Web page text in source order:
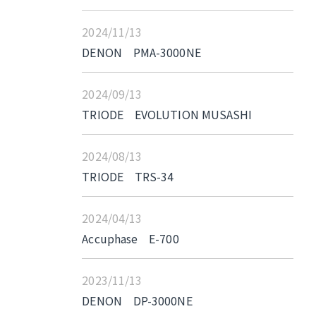
2024/11/13
DENON PMA-3000NE
2024/09/13
TRIODE EVOLUTION MUSASHI
2024/08/13
TRIODE TRS-34
2024/04/13
Accuphase E-700
2023/11/13
DENON DP-3000NE